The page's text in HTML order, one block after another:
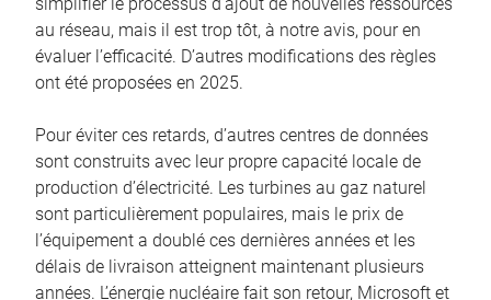
au réseau, mais il est trop tôt, à notre avis, pour en
évaluer l’efficacité. D’autres modifications des règles
ont été proposées en 2025.
Pour éviter ces retards, d’autres centres de données
sont construits avec leur propre capacité locale de
production d’électricité. Les turbines au gaz naturel
sont particulièrement populaires, mais le prix de
l’équipement a doublé ces dernières années et les
délais de livraison atteignent maintenant plusieurs
années. L’énergie nucléaire fait son retour, Microsoft et